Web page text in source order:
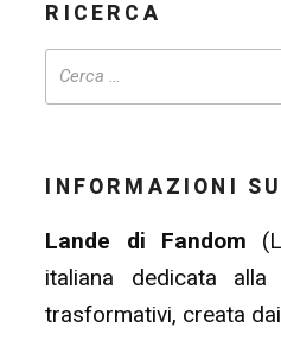
RICERCA
INFORMAZIONI
Lande di Fandom
italiana dedicata
trasformativi, creata